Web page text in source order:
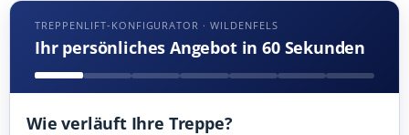
TREPPENLIFT-KONFIGURATOR · WILDENFELS
Ihr persönliches Angebot in 60 Sekunden
Wie verläuft Ihre Treppe?